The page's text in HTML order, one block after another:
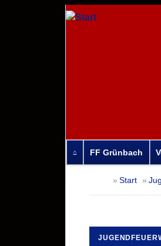
FF Grünbach
überspringen
Start